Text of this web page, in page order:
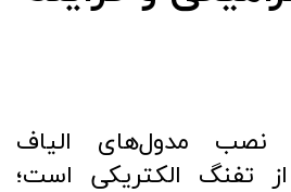
مدول‌های الیاف
تفنگ الکتریکی است؛